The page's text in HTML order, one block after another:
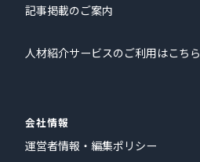
記事掲載のご案内
人材紹介サービスのご利用はこちら
会社情報
運営者情報・編集ポリシー